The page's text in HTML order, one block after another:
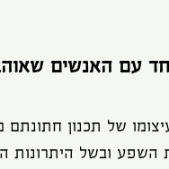
עם האנשים
של תכנון
השפע ובשל היתרונות